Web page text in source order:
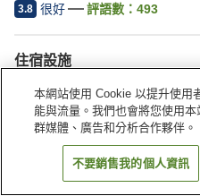
3.8 很好 評語數： 493
住宿設施
停車場
餐廳
找
本網站使用 Cookie 以提升使用
能與流量。我們也會將您使用
群媒體、廣告和分析合作夥伴。
不要銷售我的個人資訊